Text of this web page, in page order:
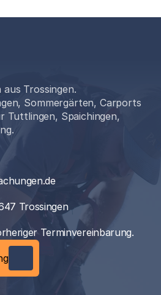
Trossingen.
Sommergärten, Carports
Tuttlingen, Spaichingen,
Trossingen
Terminvereinbarung.